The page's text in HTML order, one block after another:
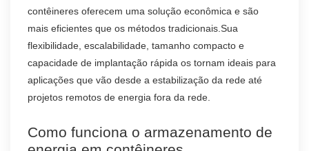
contêineres oferecem uma solução econômica e são
mais eficientes que os métodos tradicionais.Sua
flexibilidade, escalabilidade, tamanho compacto e
capacidade de implantação rápida os tornam ideais para
aplicações que vão desde a estabilização da rede até
projetos remotos de energia fora da rede.
Como funciona o armazenamento de